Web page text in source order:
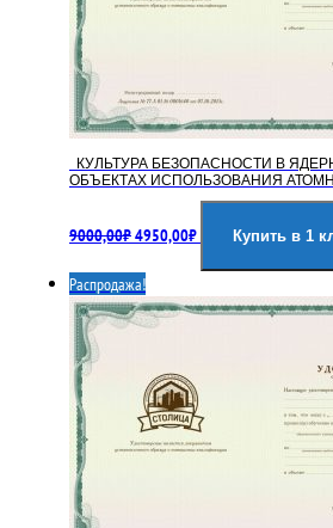
КУЛЬТУРА БЕЗОПАСНОСТИ В
ОБЪЕКТАХ ИСПОЛЬЗОВАНИЯ
9000,00₽цена
9000,00₽.
4950,00₽цена:
Купить в 1
Распродажа!